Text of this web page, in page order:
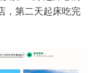
，第二天起床吃完